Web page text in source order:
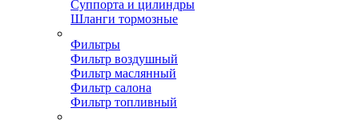
Суппорта и цилиндры
Шланги тормозные
Фильтры
Фильтр воздушный
Фильтр маслянный
Фильтр салона
Фильтр топливный